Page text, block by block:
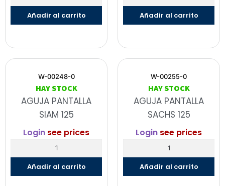
Añadir al carrito Añadir al carrito
W-00248-0
HAY STOCK
AGUJA PANTALLA
SIAM 125
Login see prices
Añadir al carrito
W-00255-0
HAY STOCK
AGUJA PANTALLA
SACHS 125
Login see prices
Añadir al carrito